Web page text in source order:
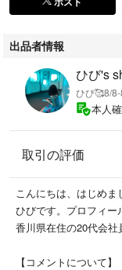
出品者情報
ひび's
ひび🥰8/
本人
取引の評価
こんにちは、はじめま
ひびです。プロフィー
香川県在住の20代会社
【コメントについて】